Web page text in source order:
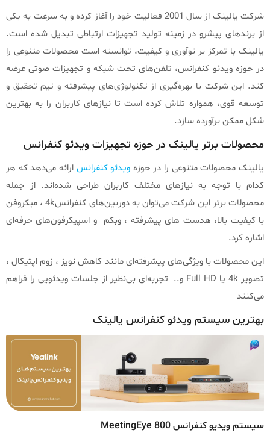
شرکت یالینک از سال 2001 فعالیت خود را آغاز کرده و به سرعت به یکی
از برندهای پیشرو در زمینه تولید تجهیزات ارتباطی تبدیل شده است.
یالینک با تمرکز بر نوآوری و کیفیت، توانسته است محصولات متنوعی را
در حوزه ویدئو کنفرانس، تلفن‌های تحت شبکه و تجهیزات صوتی عرضه
کند. این شرکت با بهره‌گیری از تکنولوژی‌های پیشرفته و تیم تحقیق و
توسعه قوی، همواره تلاش کرده است تا نیازهای کاربران را به بهترین
شکل ممکن برآورده سازد.
محصولات برتر یالینک در حوزه تجهیزات ویدئو کنفرانس
یالینک محصولات متنوعی را در حوزه ویدئو کنفرانس ارائه می‌دهد که هر
کدام با توجه به نیازهای مختلف کاربران طراحی شده‌اند. از جمله
محصولات برتر این شرکت می‌توان به دوربین‌های کنفرانس4k ، میکروفن
با کیفیت بالا، هدست های پیشرفته ، وبکم و اسپیکرفون‌های حرفه‌ای
اشاره کرد.
این محصولات با ویژگی‌های پیشرفته‌ای مانند کاهش نویز ، زوم اپتیکال ،
تصویر 4k یا Full HD و.. تجربه‌ای بی‌نظیر از جلسات ویدئویی را فراهم
می‌کنند
بهترین سیستم ویدئو کنفرانس یالینک
سیستم ویدیو کنفرانس MeetingEye 800